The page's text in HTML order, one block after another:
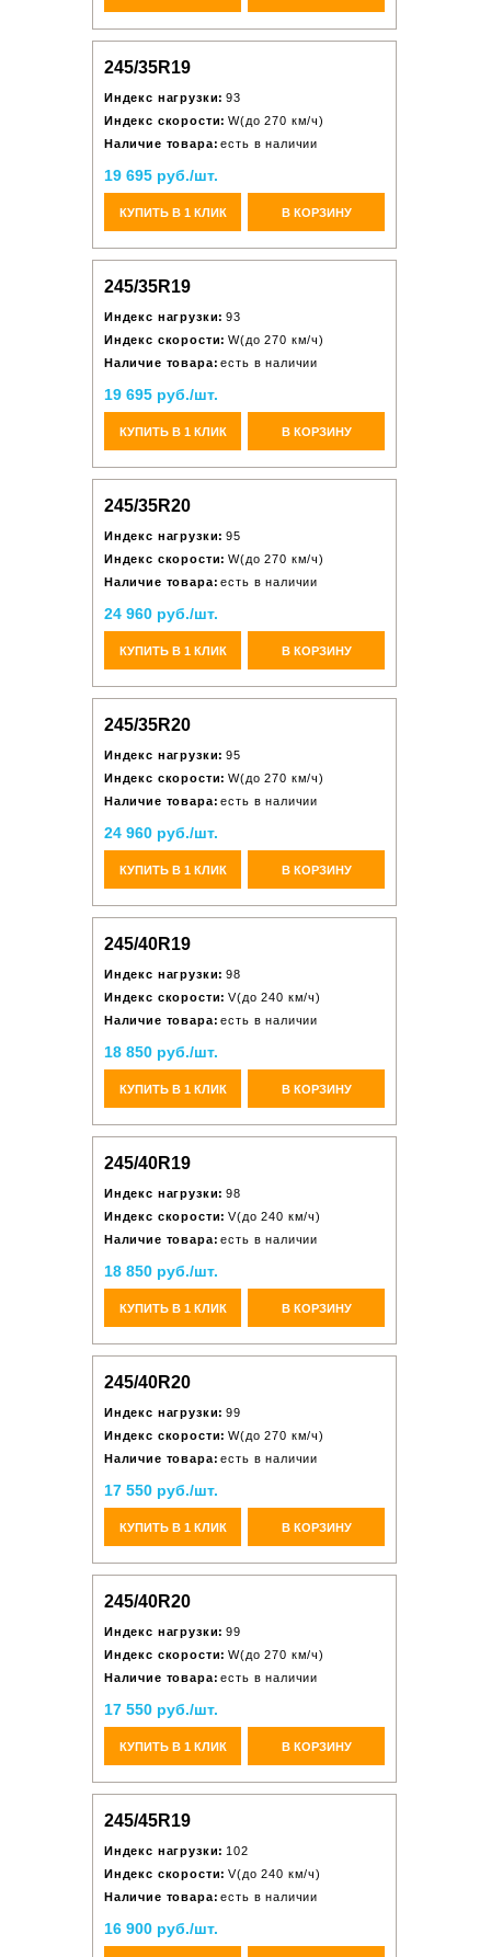
245/35R19
Индекс нагрузки: 93
Индекс скорости: W(до 270 км/ч)
Наличие товара: есть в наличии
19 695 руб./шт.
КУПИТЬ В 1 КЛИК В КОРЗИНУ
245/35R19
Индекс нагрузки: 93
Индекс скорости: W(до 270 км/ч)
Наличие товара: есть в наличии
19 695 руб./шт.
КУПИТЬ В 1 КЛИК В КОРЗИНУ
245/35R20
Индекс нагрузки: 95
Индекс скорости: W(до 270 км/ч)
Наличие товара: есть в наличии
24 960 руб./шт.
КУПИТЬ В 1 КЛИК В КОРЗИНУ
245/35R20
Индекс нагрузки: 95
Индекс скорости: W(до 270 км/ч)
Наличие товара: есть в наличии
24 960 руб./шт.
КУПИТЬ В 1 КЛИК В КОРЗИНУ
245/40R19
Индекс нагрузки: 98
Индекс скорости: V(до 240 км/ч)
Наличие товара: есть в наличии
18 850 руб./шт.
КУПИТЬ В 1 КЛИК В КОРЗИНУ
245/40R19
Индекс нагрузки: 98
Индекс скорости: V(до 240 км/ч)
Наличие товара: есть в наличии
18 850 руб./шт.
КУПИТЬ В 1 КЛИК В КОРЗИНУ
245/40R20
Индекс нагрузки: 99
Индекс скорости: W(до 270 км/ч)
Наличие товара: есть в наличии
17 550 руб./шт.
КУПИТЬ В 1 КЛИК В КОРЗИНУ
245/40R20
Индекс нагрузки: 99
Индекс скорости: W(до 270 км/ч)
Наличие товара: есть в наличии
17 550 руб./шт.
КУПИТЬ В 1 КЛИК В КОРЗИНУ
245/45R19
Индекс нагрузки: 102
Индекс скорости: V(до 240 км/ч)
Наличие товара: есть в наличии
16 900 руб./шт.